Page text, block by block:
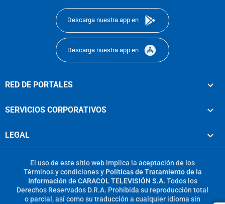
Descarga nuestra app en
Descarga nuestra app en
RED DE PORTALES
SERVICIOS CORPORATIVOS
LEGAL
El uso de este sitio web implica la aceptación de los
Términos y condicionesy Políticas de Tratamiento de la
Información de CARACOL TELEVISIÓN S.A. Todos los
Derechos Reservados D.R.A. Prohibida su reproducción total
o parcial, así como su traducción a cualquier idioma sin